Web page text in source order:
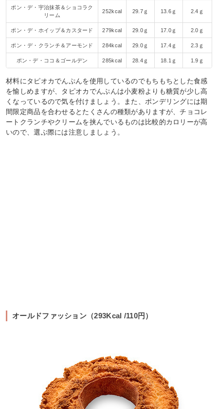
ポン・デ・宇治抹茶＆ショコラク
リーム
252kcal 29.7ｇ 13.6ｇ 2.4ｇ
ポン・デ・ホイップ＆カスタード 279kcal 29.0ｇ 17.0ｇ 2.0ｇ
ポン・デ・クランチ＆アーモンド 284kcal 29.0ｇ 17.4ｇ 2.3ｇ
ポン・デ・ココ＆ゴールデン 285kcal 28.4ｇ 18.1ｇ 1.9ｇ
材料にタピオカでんぷんを使用しているのでもちもちとした食感
を愉しめますが、タピオカでんぷんは小麦粉よりも糖質が少し高
くなっているので気を付けましょう。また、ポンデリングには期
間限定商品を合わせるとたくさんの種類がありますが、チョコレ
ートクランチやクリームを挟んでいるものは比較的カロリーが高
いので、選ぶ際には注意しましょう。
オールドファッション（293Kcal /110円）